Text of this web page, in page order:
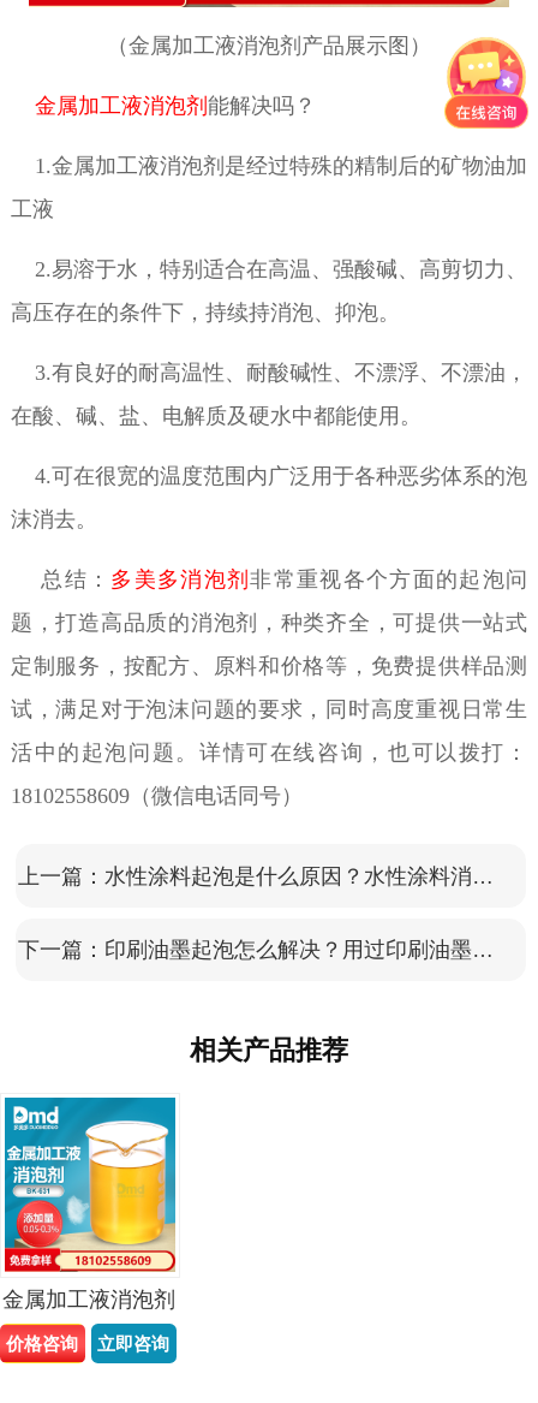
（金属加工液消泡剂产品展示图）
金属加工液消泡剂 能解决吗？
1.金属加工液消泡剂是经过特殊的精制后的矿物油加
工液
2.易溶于水，特别适合在高温、强酸碱、高剪切力、
高压存在的条件下，持续持消泡、抑泡。
3.有良好的耐高温性、耐酸碱性、不漂浮、不漂油，
在酸、碱、盐、电解质及硬水中都能使用。
4.可在很宽的温度范围内广泛用于各种恶劣体系的泡
沫消去。
总结： 多美多消泡剂非常重视各个方面的起泡问
题，打造高品质的消泡剂，种类齐全，可提供一站式
定制服务，按配方、原料和价格等，免费提供样品测
试，满足对于泡沫问题的要求，同时高度重视日常生
活中的起泡问题。详情可在线咨询，也可以拨打：
18102558609（微信电话同号）
上一篇： 水性涂料起泡是什么原因？水性涂料消泡剂能解决吗？
下一篇： 印刷油墨起泡怎么解决？用过印刷油墨消泡剂吗
相关产品推荐
金属加工液消泡剂
价格咨询 立即咨询